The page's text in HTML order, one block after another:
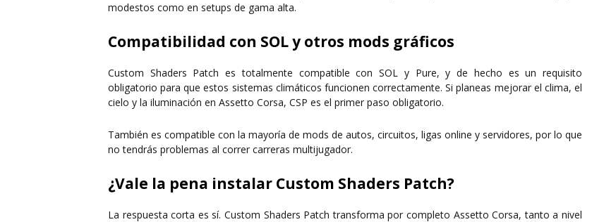
modestos como en setups de gama alta.
Compatibilidad con SOL y otros mods gráficos
Custom Shaders Patch es totalmente compatible conSOL y Pure, y de hecho es un requisito
obligatorio para que estos sistemas climáticos funcionen correctamente. Si planeas mejorar el clima, el
cielo y la iluminación en Assetto Corsa, CSP es el primer paso obligatorio.
También es compatible con la mayoría de mods de autos, circuitos, ligas online y servidores, por lo que
no tendrás problemas al correr carreras multijugador.
¿Vale la pena instalar Custom Shaders Patch?
La respuesta corta es sí. Custom Shaders Patchtransforma por completo Assetto Corsa, tanto a nivel